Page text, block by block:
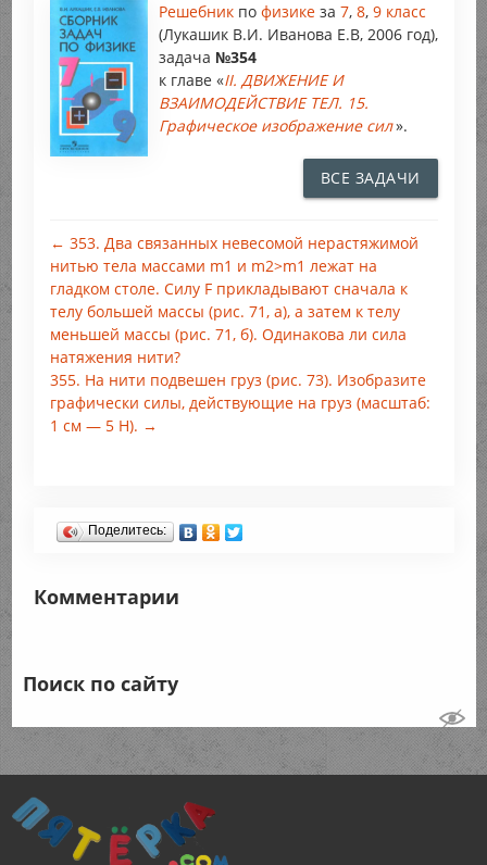
Решебник по физике за 7, 8, 9 класс
(Лукашик В.И. Иванова Е.В, 2006 год),
задача №354
к главе «II. ДВИЖЕНИЕ И
ВЗАИМОДЕЙСТВИЕ ТЕЛ. 15.
Графическое изображение сил».
ВСЕ ЗАДАЧИ
← 353. Два связанных невесомой нерастяжимой
нитью тела массами m1 и m2>m1 лежат на
гладком столе. Силу F прикладывают сначала к
телу большей массы (рис. 71, а), а затем к телу
меньшей массы (рис. 71, б). Одинакова ли сила
натяжения нити?
355. На нити подвешен груз (рис. 73). Изобразите
графически силы, действующие на груз (масштаб:
1 см — 5 Н). →
Поделитесь:
Комментарии
Поиск по сайту